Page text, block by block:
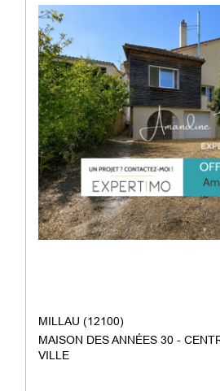
MILLAU (12100)
MAISON DES ANNÉES 30 -
VILLE